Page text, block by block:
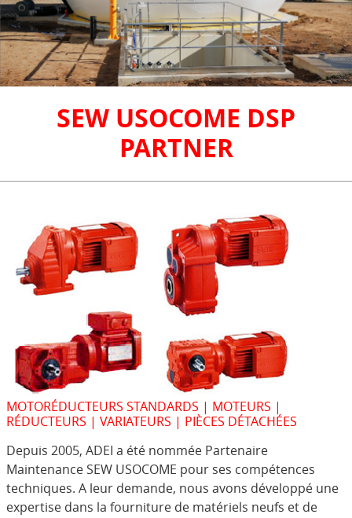
SEW USOCOME DSP
PARTNER
MOTORÉDUCTEURS STANDARDS | MOTEURS |
RÉDUCTEURS | VARIATEURS | PIÈCES DÉTACHÉES
Depuis 2005, ADEI a été nommée Partenaire
Maintenance SEW USOCOME pour ses compétences
techniques. A leur demande, nous avons développé une
expertise dans la fourniture de matériels neufs et de